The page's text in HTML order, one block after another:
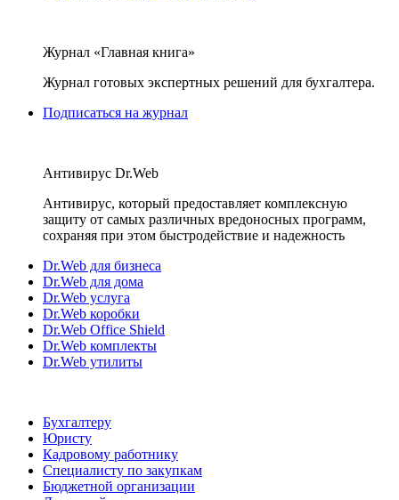
Журнал «Главная книга»
Журнал готовых экспертных решений для бухгалтера.
Подписаться на журнал
Антивирус Dr.Web
Антивирус, который предоставляет комплексную
защиту от самых различных вредоносных программ,
сохраняя при этом быстродействие и надежность
Dr.Web для бизнеса
Dr.Web для дома
Dr.Web услуга
Dr.Web коробки
Dr.Web Office Shield
Dr.Web комплекты
Dr.Web утилиты
Бухгалтеру
Юристу
Кадровому работнику
Специалисту по закупкам
Бюджетной организации